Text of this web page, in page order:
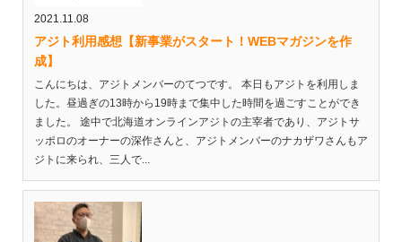
2021.11.08
アジト利用感想【新事業がスタート！WEBマガジンを作
成】
こんにちは、アジトメンバーのてつです。 本日もアジトを利用しま
した。昼過ぎの13時から19時まで集中した時間を過ごすことができ
ました。 途中で北海道オンラインアジトの主宰者であり、アジトサ
ッポロのオーナーの深作さんと、アジトメンバーのナカザワさんもア
ジトに来られ、三人で...